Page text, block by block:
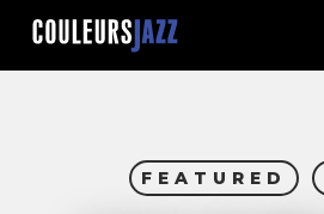
Skip
main
FEATURED